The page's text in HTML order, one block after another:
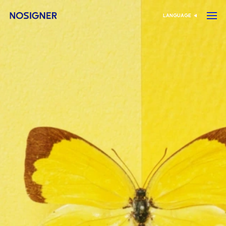
خانه انتخاب زبان
LANGUAGE